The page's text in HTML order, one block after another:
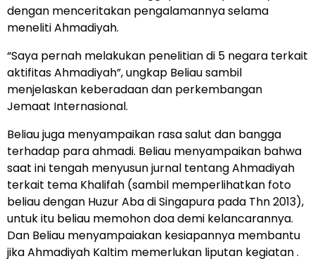
dengan menceritakan pengalamannya selama
meneliti Ahmadiyah.
“Saya pernah melakukan penelitian di 5 negara terkait
aktifitas Ahmadiyah”, ungkap Beliau sambil
menjelaskan keberadaan dan perkembangan
Jemaat Internasional.
Beliau juga menyampaikan rasa salut dan bangga
terhadap para ahmadi. Beliau menyampaikan bahwa
saat ini tengah menyusun jurnal tentang Ahmadiyah
terkait tema Khalifah (sambil memperlihatkan foto
beliau dengan Huzur Aba di Singapura pada Thn 2013),
untuk itu beliau memohon doa demi kelancarannya.
Dan Beliau menyampaiakan kesiapannya membantu
jika Ahmadiyah Kaltim memerlukan liputan kegiatan .